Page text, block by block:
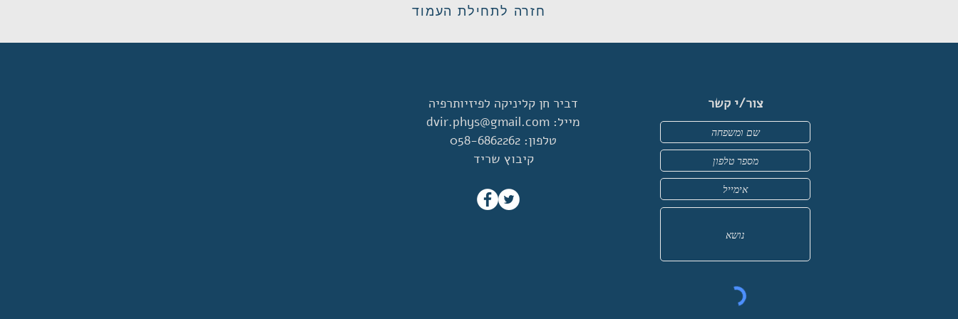
חזרה לתחילת העמוד
דביר חן קליניקה לפיזיותרפיה
מייל: dvir.phys@gmail.com
טלפון: 058-6862262
קיבוץ שריד
צור/י קשר